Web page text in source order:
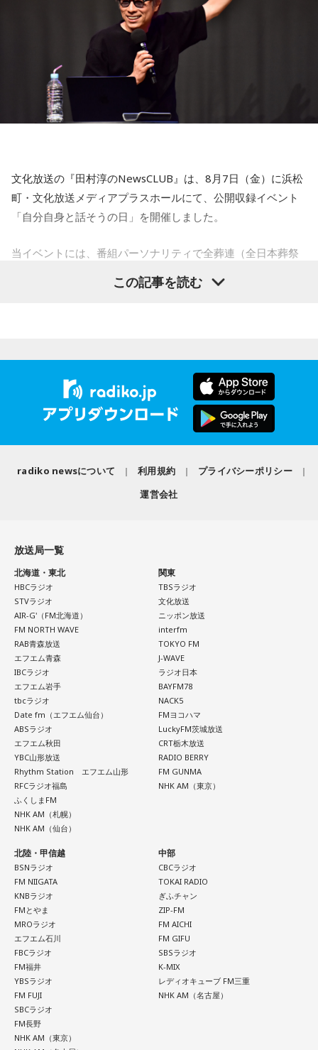
【5位】牡牛座（おうし座）
趣味や友達付き合いが活発な運気です。今日は心の充実感を
感じやすい日なので、好きなことをとことん楽しみましょ
う。ラッキーアイテムは、炭酸水。
【6位】乙女座（おとめ座）
【7位】牡羊座（おひつじ座）
マイペースに過ごせると良い日です。今日は部屋の片付けを
したり、書類の整理をしたり、身の回りの整理を心掛けて過
【8位】天秤座（てんびん座）
仕事運が好調な日。今日がお休みの人も忙しさが目立ちそう
に必要なことについて考えてみましょう。ラッキーアイテム
はコーヒー。
内省がテーマの日です。今日はこれまでを振り返って色々な
り、不要に感じるものは手放してみるのもおすすめです。
取ってリフレッシュするのも良さそうです。
【12位】射手座（いて座）
心のモヤモヤが目立つような日です。今日は頑張らず、1人の
時間を大切にしたり、のんびり過ごす時間を持つようにしま
しょう。
【今日の一言メッセージ】
今日は不要なものを手放したり、今後の計画を見直すことを
心掛けると良い日です。
■監修者プロフィール：莉瑠（リル）
東京・池袋占い館セレーネ所属。10代に占いに出会い、勉
強、コミュニケーションなどの苦手な部分を克服。成績も最
下位からトップに。OL、芸能活動を経て、悩みやコンプレッ
クスを持つ方に寄り添いたいと本格的に占いの世界に進出。
SATORI電話占い月間ランキング連続1位。占いコンテンツ
『莉瑠と龍神様の絶対神託』リリース。
Webサイト：
オンライン占いセレーネ：
https://online-uranai.jp/
文化放送の『田村淳のNewsCLUB』は、8月7日（金）に浜松
町・文化放送メディアプラスホールにて、公開収録イベント
「自分自身と話そうの日」を開催しました。
当イベントには、番組パーソナリティで全葬連（全日本葬祭
業協同組合連合会）のフューネラルアンバサダーも務める田
村淳と、アシスタントの砂山圭大郎アナウンサーが登壇。
昨年に続き2回目の開催となる本イベントは、参加者が自分自
身を見つめ直す2つのコーナーで展開。「自分への表彰状を送
ろう」のコーナーでは、大きな成功でなくても「自分、本当
によく頑張ったな」と思えるこれまでの出来事を、“自分への
て言葉にすることで、人生をじっくりと見つめ直す時間とな
ーでは、来場者が選んだ“人生の最後に流したい一曲”にまつわ
る思い出を紹介。音楽を通してこれまでの人生を振り返りな
がら、これからの“自分らしい生き方”を考える時間を共有しま
した。田村は、人生の最後に流したい曲について、「お葬式
で流す曲は決めている。しかも自分の声で流したいと思っ
て、毎日ギターの弾き語りを書斎で練習して、音源として残
しているんです。娘たちにも聴こえているはずだから、お葬
式のときに『パパが弾いてた曲だ』と思ってもらえたら」と
思いを語りました。
コーナー後には、来場者から田村への質疑応答も実施。最後
には、田村がイベントを振り返り、「リスナーの皆さんのエ
ンディング曲の話とかを聞いているだけでも、僕はポジティ
ど、100％皆さんに必ず来るお別れなので、そのお別れとど
うやって向き合うかということを考える一つのきっかけにな
ればと思います」と締めくくりました。
また、イベント当日は文化放送1階のサテライトプラス広場に
て「イタコト展」も開催。「誰かの心のこりが、誰かの心の
こりを和らげる」をテーマに、さまざまな「心のこり」に触
れながら、自分自身の想いを見つめ直す機会を届けました。
なお、この模様は8月11日（火・祝）午前9時00分～10時00
分に、文化放送で特別番組として放送します。
この記事を読む
radiko newsについて 利用規約
プライバシーポリシー
運営会社
放送局一覧
北海道・東北
HBCラジオ
STVラジオ
AIR-G'（FM北海道）
FM NORTH WAVE
RAB青森放送
エフエム青森
IBCラジオ
エフエム岩手
tbcラジオ
Date fm（エフエム仙台）
ABSラジオ
エフエム秋田
YBC山形放送
Rhythm Station エフエム山形
RFCラジオ福島
ふくしまFM
NHK AM（札幌）
NHK AM（仙台）
関東
TBSラジオ
文化放送
ニッポン放送
interfm
TOKYO FM
J-WAVE
ラジオ日本
BAYFM78
NACK5
FMヨコハマ
LuckyFM茨城放送
CRT栃木放送
RADIO BERRY
FM GUNMA
NHK AM（東京）
北陸・甲信越
BSNラジオ
FM NIIGATA
KNBラジオ
FMとやま
MROラジオ
エフエム石川
FBCラジオ
FM福井
YBSラジオ
FM FUJI
SBCラジオ
FM長野
NHK AM（東京）
中部
CBCラジオ
TOKAI RADIO
ぎふチャン
ZIP-FM
FM AICHI
FM GIFU
SBSラジオ
K-MIX
レディオキューブ FM三重
NHK AM（名古屋）